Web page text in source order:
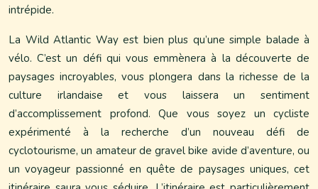
intrépide.
La Wild Atlantic Way est bien plus qu’une simple balade à
vélo. C’est un défi qui vous emmènera à la découverte de
paysages incroyables, vous plongera dans la richesse de la
culture irlandaise et vous laissera un sentiment
d’accomplissement profond. Que vous soyez un cycliste
expérimenté à la recherche d’un nouveau défi de
cyclotourisme, un amateur de gravel bike avide d’aventure, ou
un voyageur passionné en quête de paysages uniques, cet